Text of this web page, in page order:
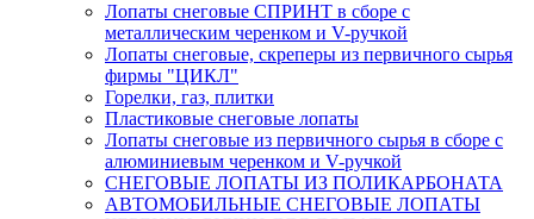
Лопаты снеговые СПРИНТ в сборе с
металлическим черенком и V-ручкой
Лопаты снеговые, скреперы из первичного сырья
фирмы "ЦИКЛ"
Горелки, газ, плитки
Пластиковые снеговые лопаты
Лопаты снеговые из первичного сырья в сборе с
алюминиевым черенком и V-ручкой
СНЕГОВЫЕ ЛОПАТЫ ИЗ ПОЛИКАРБОНАТА
АВТОМОБИЛЬНЫЕ СНЕГОВЫЕ ЛОПАТЫ